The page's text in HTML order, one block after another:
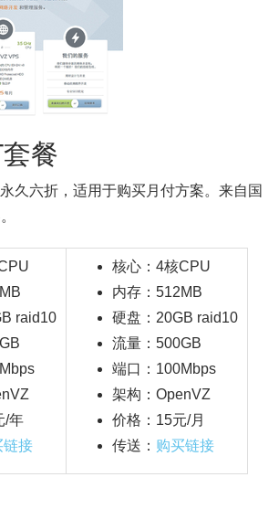
餐
永久六折，适用于购买月付方案。来自国
raid10
/年
链接
核心：4核CPU
内存：512MB
硬盘：20GB raid10
流量：500GB
端口：100Mbps
架构：OpenVZ
价格：15元/月
传送： 购买链接